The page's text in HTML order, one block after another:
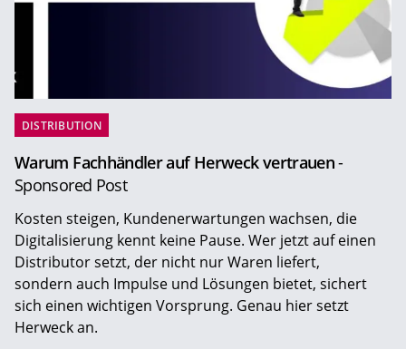
DISTRIBUTION
Warum Fachhändler auf Herweck vertrauen-
Sponsored Post
Kosten steigen, Kundenerwartungen wachsen, die
Digitalisierung kennt keine Pause. Wer jetzt auf einen
Distributor setzt, der nicht nur Waren liefert,
sondern auch Impulse und Lösungen bietet, sichert
sich einen wichtigen Vorsprung. Genau hier setzt
Herweck an.